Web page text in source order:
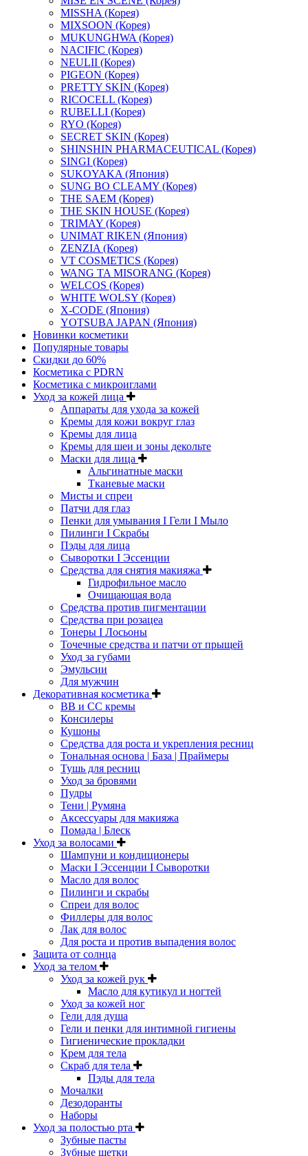
MISSHA (Корея)
MIXSOON (Корея)
MUKUNGHWA (Корея)
NACIFIC (Корея)
NEULII (Корея)
PIGEON (Корея)
PRETTY SKIN (Корея)
RICOCELL (Корея)
RUBELLI (Корея)
RYO (Корея)
SECRET SKIN (Корея)
SHINSHIN PHARMACEUTICAL (Корея)
SINGI (Корея)
SUKOYAKA (Япония)
SUNG BO CLEAMY (Корея)
THE SAEM (Корея)
THE SKIN HOUSE (Корея)
TRIMAY (Корея)
UNIMAT RIKEN (Япония)
ZENZIA (Корея)
VT COSMETICS (Корея)
WANG TA MISORANG (Корея)
WELCOS (Корея)
WHITE WOLSY (Корея)
X-CODE (Япония)
YOTSUBA JAPAN (Япония)
Новинки косметики
Популярные товары
Скидки до 60%
Косметика с PDRN
Косметика с микроиглами
Уход за кожей лица
Аппараты для ухода за кожей
Кремы для кожи вокруг глаз
Кремы для лица
Кремы для шеи и зоны декольте
Маски для лица
Альгинатные маски
Тканевые маски
Мисты и спреи
Патчи для глаз
Пенки для умывания I Гели I Мыло
Пилинги I Cкрабы
Пэды для лица
Сыворотки I Эссенции
Средства для снятия макияжа
Гидрофильное масло
Очищающая вода
Средства против пигментации
Средства при розацеа
Тонеры I Лосьоны
Точечные средства и патчи от прыщей
Уход за губами
Эмульсии
Для мужчин
Декоративная косметика
ВВ и СС кремы
Консилеры
Кушоны
Средства для роста и укрепления ресниц
Тональная основа | База | Праймеры
Тушь для ресниц
Уход за бровями
Пудры
Тени | Румяна
Аксессуары для макияжа
Помада | Блеск
Уход за волосами
Шампуни и кондиционеры
Маски I Эссенции I Сыворотки
Масло для волос
Пилинги и скрабы
Спреи для волос
Филлеры для волос
Лак для волос
Для роста и против выпадения волос
Защита от солнца
Уход за телом
Уход за кожей рук
Масло для кутикул и ногтей
Уход за кожей ног
Гели для душа
Гели и пенки для интимной гигиены
Гигиенические прокладки
Крем для тела
Скраб для тела
Пэды для тела
Мочалки
Дезодоранты
Наборы
Уход за полостью рта
Зубные пасты
Зубные щетки